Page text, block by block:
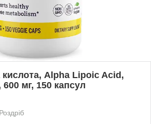
Alpha Lipoic Acid,
мг, 150 капсул
Роздріб